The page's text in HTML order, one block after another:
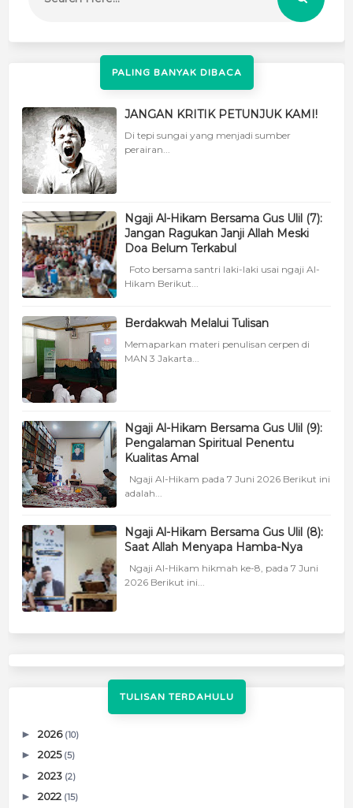
PALING BANYAK DIBACA
JANGAN KRITIK PETUNJUK KAMI!
Di tepi sungai yang menjadi sumber
perairan...
Ngaji Al-Hikam Bersama Gus Ulil (7):
Jangan Ragukan Janji Allah Meski
Doa Belum Terkabul
Foto bersama santri laki-laki usai ngaji Al-
Hikam Berikut...
Berdakwah Melalui Tulisan
Memaparkan materi penulisan cerpen di
MAN 3 Jakarta...
Ngaji Al-Hikam Bersama Gus Ulil (9):
Pengalaman Spiritual Penentu
Kualitas Amal
Ngaji Al-Hikam pada 7 Juni 2026 Berikut ini
adalah...
Ngaji Al-Hikam Bersama Gus Ulil (8):
Saat Allah Menyapa Hamba-Nya
Ngaji Al-Hikam hikmah ke-8, pada 7 Juni
2026 Berikut ini...
TULISAN TERDAHULU
► 2026 (10)
► 2025 (5)
► 2023 (2)
► 2022 (15)